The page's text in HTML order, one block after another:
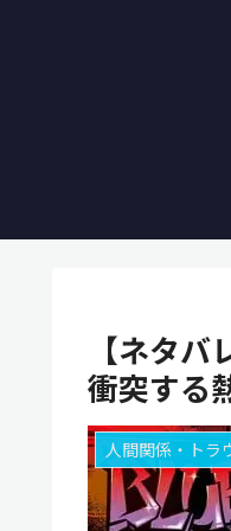
【ネタ
衝突する
人間関係・トラ